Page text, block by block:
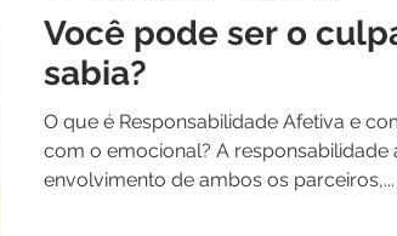
Você pode ser o
sabia?
O que é Responsabilidade Afetiva e
com o emocional? A responsabilidade
envolvimento de ambos os parceiros,...